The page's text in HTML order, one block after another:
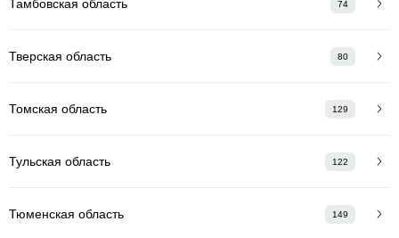
Тамбовская область 74
Тверская область 80
Томская область 129
Тульская область 122
Тюменская область 149